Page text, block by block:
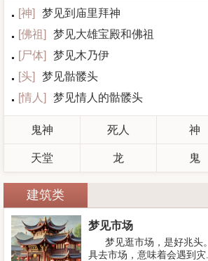
[神]
梦见到庙里拜神
[佛祖]
梦见大雄宝殿和佛祖
[尸体]
梦见木乃伊
[头]
梦见骷髅头
[情人 ] 梦见情人的骷髅头
鬼神 死人 神
天堂 龙 鬼
建筑类
梦见市场
梦见逛市场，是好兆头
具去市场，意味着会遇到灾